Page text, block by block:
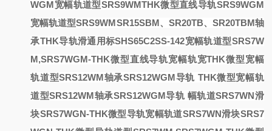
WGM宽幅轨道型SRS9WMTHK微型直线导轨SRS9WGM
宽幅轨道型SRS9WMSR15SBM、SR20TB、SR20TBM轴
承THK导轨滑通用标SHS65C2SS-142宽幅轨道型SRS7W
M,SRS7WGM-THK微型直线导轨宽幅轨宽THK微型宽幅
轨道型SRS12WM轴承SRS12WGM导轨 THK微型宽幅轨
道型SRS12WM轴承SRS12WGM导轨 幅轨道SRS7WN滑
块SRS7WGN-THK微型导轨宽幅轨道SRS7WN滑块SRS7